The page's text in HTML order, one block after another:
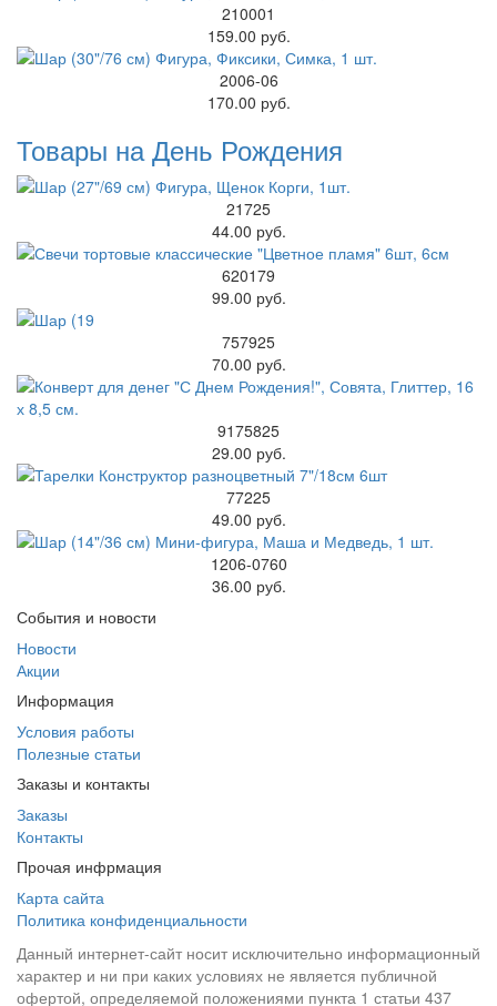
210001
159.00 руб.
2006-06
170.00 руб.
Товары на День Рождения
21725
44.00 руб.
620179
99.00 руб.
757925
70.00 руб.
9175825
29.00 руб.
77225
49.00 руб.
1206-0760
36.00 руб.
События и новости
Новости
Акции
Информация
Условия работы
Полезные статьи
Заказы и контакты
Заказы
Контакты
Прочая инфрмация
Карта сайта
Политика конфиденциальности
Данный интернет-сайт носит исключительно информационный
характер и ни при каких условиях не является публичной
офертой, определяемой положениями пункта 1 статьи 437